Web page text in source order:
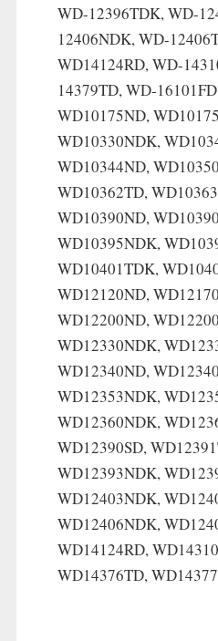
WD-12396TDK, WD-
12406NDK, WD-
WD14124RD, WD-
14379TD, WD-
WD10175ND,
WD10330NDK,
WD10344ND,
WD10362TD,
WD10390ND,
WD10395NDK,
WD10401TDK,
WD12120ND,
WD12200ND,
WD12330NDK,
WD12340ND,
WD12353NDK,
WD12360NDK,
WD12390SD,
WD12393NDK,
WD12403NDK,
WD12406NDK,
WD14124RD,
WD14376TD,